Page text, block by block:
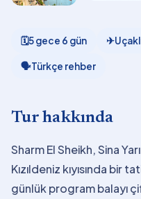
🗓5 gece 6 gün ✈
🗣Türkçe rehber
Tur hakkında
Sharm El Sheikh, Sina
Kızıldeniz kıyısında bir
günlük program balayı